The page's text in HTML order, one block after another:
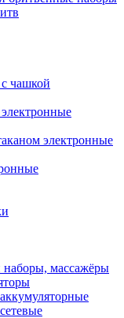
чашкой
электронные
массажёры